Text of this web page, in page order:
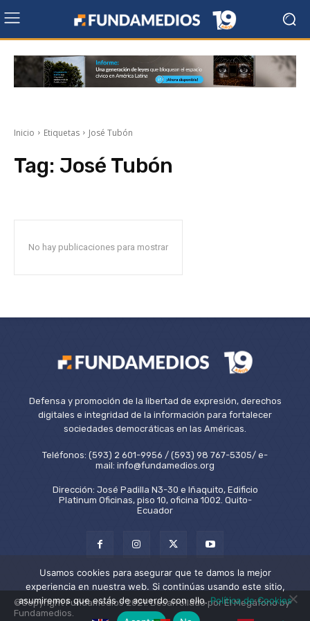
Inicio Etiquetas José Tubón
Tag: José Tubón
No hay publicaciones para mostrar
Defensa y promoción de la libertad de expresión, derechos
digitales e integridad de la información para fortalecer
sociedades democráticas en las Américas.
Teléfonos: (593) 2 601-9956 / (593) 98 767-5305/ e-
mail: info@fundamedios.org
Dirección: José Padilla N3-30 e Iñaquito, Edificio
Platinum Oficinas, piso 10, oficina 1002. Quito-
Ecuador
©Copyright Fundamedios 2021. Desarrollado por El Megáfono by
Fundamedios.
Usamos cookies para asegurar que te damos la mejor
experiencia en nuestra web. Si continúas usando este sitio,
asumiremos que estás de acuerdo con ello.Política de Cookies